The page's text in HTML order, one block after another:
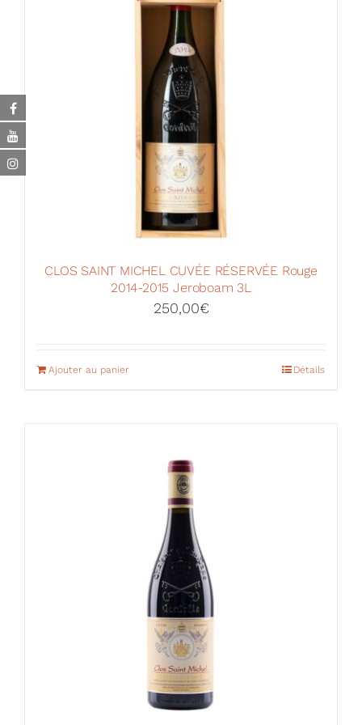
CLOS SAINT MICHEL CUVÉE RÉSERVÉE Rouge
2014-2015 Jeroboam 3L
250,00€
Ajouter au panier Détails